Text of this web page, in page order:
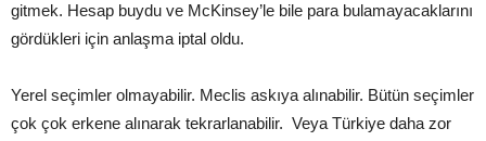
gitmek. Hesap buydu ve McKinsey’le bile para bulamayacaklarını
gördükleri için anlaşma iptal oldu.
Yerel seçimler olmayabilir. Meclis askıya alınabilir. Bütün seçimler
çok çok erkene alınarak tekrarlanabilir. Veya Türkiye daha zor